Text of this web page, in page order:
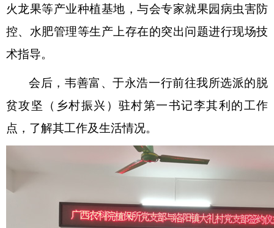
火龙果等产业种植基地，与会专家就果园病虫害防
控、水肥管理等生产上存在的突出问题进行现场技
术指导。
会后，韦善富、于永浩一行前往我所选派的脱
贫攻坚（乡村振兴）驻村第一书记李其利的工作
点，了解其工作及生活情况。